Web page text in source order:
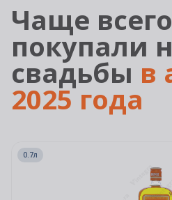
Чаще всего
покупали
свадьбы в
2025 года
0.7л